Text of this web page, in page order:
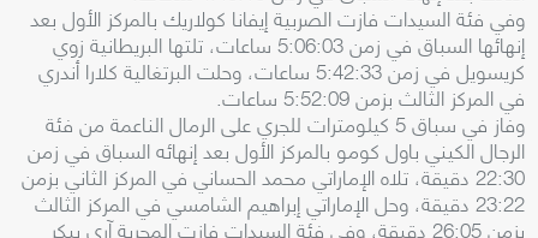
وفي فئة السيدات فازت الصربية إيفانا كولاريك بالمركز الأول بعد
إنهائها السباق في زمن 5:06:03 ساعات، تلتها البريطانية زوي
كريسويل في زمن 5:42:33 ساعات، وحلت البرتغالية كلارا أندري
في المركز الثالث بزمن 5:52:09 ساعات.
وفاز في سباق 5 كيلومترات للجري على الرمال الناعمة من فئة
الرجال الكيني باول كومو بالمركز الأول بعد إنهائه السباق في زمن
22:30 دقيقة، تلاه الإماراتي محمد الحساني في المركز الثاني بزمن
23:22 دقيقة، وحل الإماراتي إبراهيم الشامسي في المركز الثالث
بزمن 26:05 دقيقة، وفي فئة السيدات فازت المجرية آري بيكر